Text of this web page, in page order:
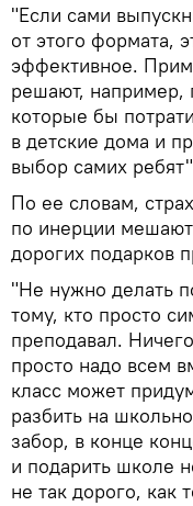
"Если сами
от этого формата,
эффективное.
решают, например,
которые бы
в детские дома и
выбор самих
По ее словам,
по инерции мешают
дорогих подарков
"Не нужно делать
тому, кто просто
преподавал.
просто надо всем
класс может
разбить на
забор, в конце
и подарить школе
не так дорого, как